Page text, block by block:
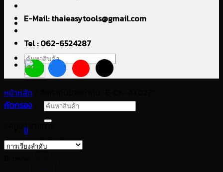
ค้นหา:
ค้นหา:
0
ตะกร้าสินค้า
E-Mail: thaieasytools@gmail.com
Tel : 062-6524287
หน้าหลัก
คัดกรอง
แสดง 1 รายการ